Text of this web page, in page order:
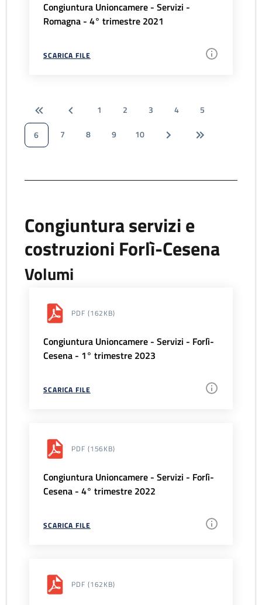
Congiuntura Unioncamere - Servizi -
Romagna - 4° trimestre 2021
SCARICA FILE
1 2 3 4
5
6
7 8 9 10
Congiuntura servizi e
costruzioni Forlì-Cesena
Volumi
PDF (162KB)
Congiuntura Unioncamere - Servizi - Forlì-
Cesena - 1° trimestre 2023
SCARICA FILE
PDF (156KB)
Congiuntura Unioncamere - Servizi - Forlì-
Cesena - 4° trimestre 2022
SCARICA FILE
PDF (162KB)